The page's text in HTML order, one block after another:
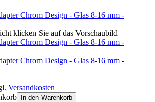
klicken Sie auf das Vorschaubild
Versandkosten
In den Warenkorb